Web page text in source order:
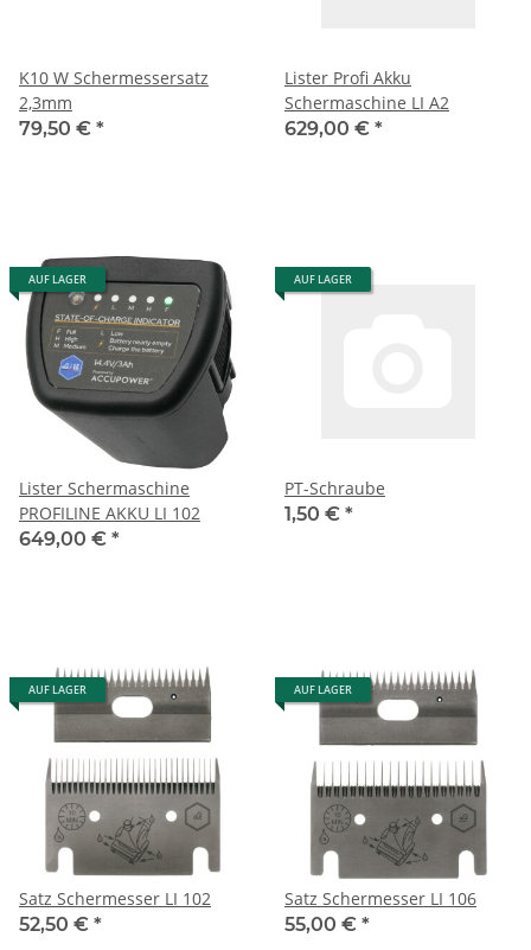
K10 W Schermessersatz
2,3mm
79,50 € *
Lister Profi Akku
Schermaschine LI A2
629,00 € *
AUF LAGER
Lister Schermaschine
PROFILINE AKKU LI 102
649,00 € *
AUF LAGER
PT-Schraube
1,50 € *
AUF LAGER
Satz Schermesser LI 102
52,50 € *
AUF LAGER
Satz Schermesser LI 106
55,00 € *